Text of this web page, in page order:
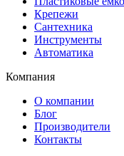
Крепежи
Сантехника
Инструменты
Автоматика
Компания
О компании
Блог
Производители
Контакты